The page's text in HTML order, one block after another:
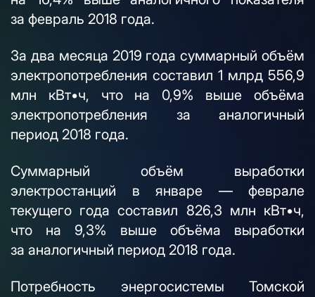
за февраль 2018 года.
За два месяца 2019 года суммарный объём
электропотребления составил 1 млрд 556,9
млн кВт•ч, что на 0,9% выше объёма
электропотребления за аналогичный
период 2018 года.
Суммарный объём выработки
электростанций в январе — феврале
текущего года составил 826,3 млн кВт•ч,
что на 9,3% выше объёма выработки
за аналогичный период 2018 года.
Потребность энергосистемы Томской